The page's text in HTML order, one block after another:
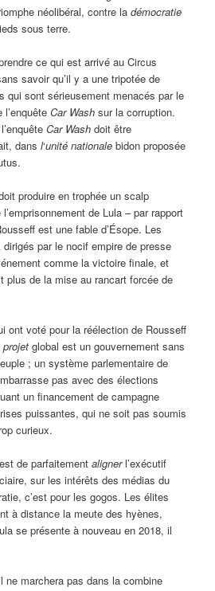
néolibéral, contre ladémocratie
sous terre.
ce qui est arrivé au Circus
savoir qu’il y a une tripotée de
qui sont sérieusement menacés par le
l’enquêteCar Wash sur la corruption.
Car Wash doit être
dansl‘unité nationalebidon proposée
produire en trophée un scalp
de Lula – par rapport
est une fable d’Ésope. Les
par le nocif empire de presse
comme la victoire finale, et
plus de la mise au rancart forcée de
ont voté pour la réélection de Rousseff
projet global est un gouvernement sans
; un système parlementaire de
pas avec des élections
un financement de campagne
puissantes, qui ne soit pas soumis
curieux.
de parfaitementalignerl’exécutif
sur les intérêts des médias du
c’est pour les gogos. Les élites
à distance la meute des hyènes,
se présente à nouveau en 2018, il
ne marchera pas dans la combine